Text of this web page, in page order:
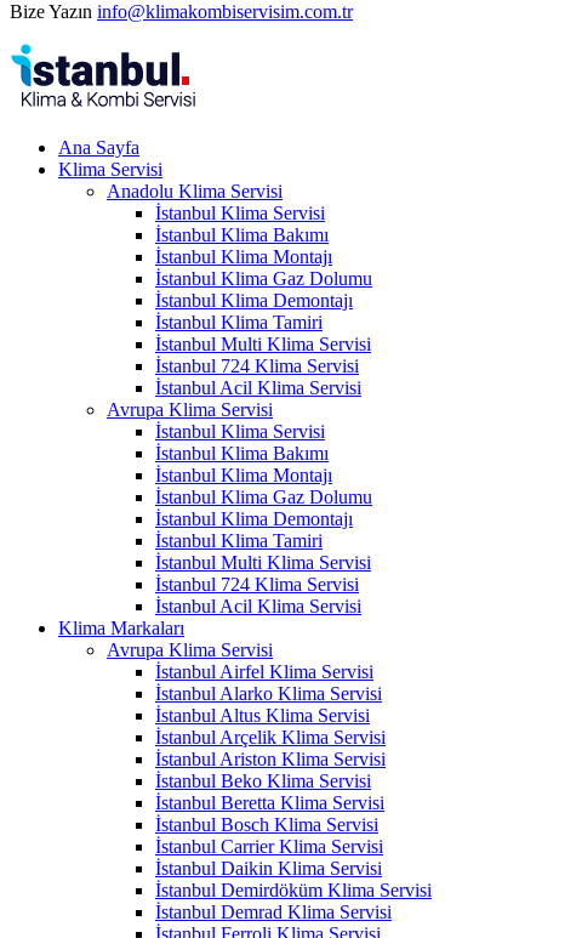
Bize Yazın info@klimakombiservisim.com.tr
Ana Sayfa
Klima Servisi
Anadolu Klima Servisi
İstanbul Klima Servisi
İstanbul Klima Bakımı
İstanbul Klima Montajı
İstanbul Klima Gaz Dolumu
İstanbul Klima Demontajı
İstanbul Klima Tamiri
İstanbul Multi Klima Servisi
İstanbul 724 Klima Servisi
İstanbul Acil Klima Servisi
Avrupa Klima Servisi
İstanbul Klima Servisi
İstanbul Klima Bakımı
İstanbul Klima Montajı
İstanbul Klima Gaz Dolumu
İstanbul Klima Demontajı
İstanbul Klima Tamiri
İstanbul Multi Klima Servisi
İstanbul 724 Klima Servisi
İstanbul Acil Klima Servisi
Klima Markaları
Avrupa Klima Servisi
İstanbul Airfel Klima Servisi
İstanbul Alarko Klima Servisi
İstanbul Altus Klima Servisi
İstanbul Arçelik Klima Servisi
İstanbul Ariston Klima Servisi
İstanbul Beko Klima Servisi
İstanbul Beretta Klima Servisi
İstanbul Bosch Klima Servisi
İstanbul Carrier Klima Servisi
İstanbul Daikin Klima Servisi
İstanbul Demirdöküm Klima Servisi
İstanbul Demrad Klima Servisi
İstanbul Ferroli Klima Servisi